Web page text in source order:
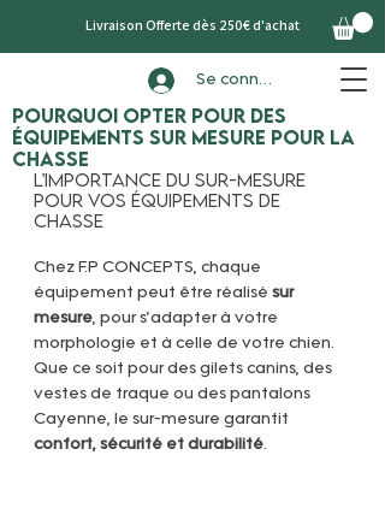
Se connecter
Livraison Offerte dès 250€ d'achat
Pourquoi opter pour des
équipements sur mesure pour la
chasse
L’importance du sur-mesure
pour vos équipements de
chasse
Chez F.P CONCEPTS, chaque
équipement peut être réalisé sur
mesure, pour s’adapter à votre
morphologie et à celle de votre chien.
Que ce soit pour des gilets canins, des
vestes de traque ou des pantalons
Cayenne, le sur-mesure garantit
confort, sécurité et durabilité.